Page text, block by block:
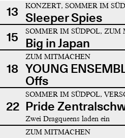
13
KONZERT, SOMMER IM
Sleeper Spies
15
SOMMER IM SÜDPOL, ZUM
Big in Japan
18
ZUM MITMACHEN
YOUNG
Offs
22
SOMMER IM SÜDPOL,
Pride
Zwei Dragqueens laden ein
ZUM MITMACHEN